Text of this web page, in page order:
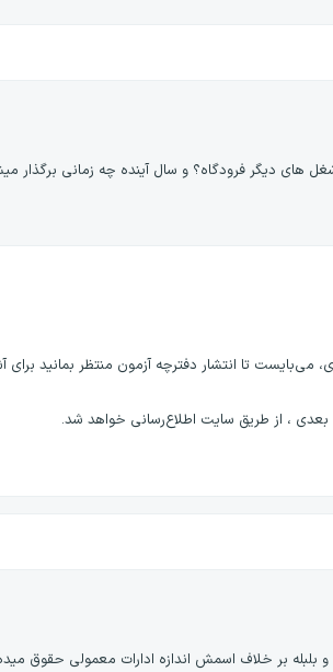
های دیگر فرودگاه؟ و سال آینده چه زمانی برگذار
می‌بایست تا انتشار دفترچه آزمون منتظر بمانید
، از طریق سایت اطلاع‌رسانی خواهد شد.
بلبله بر خلاف اسمش اندازه ادارات معمولی